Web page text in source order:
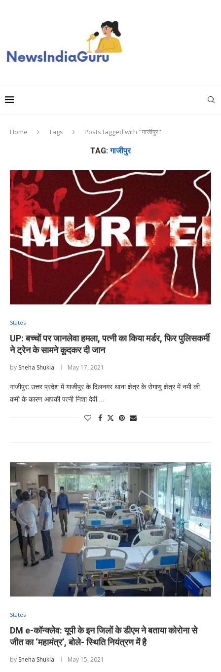
Home Tags Posts tagged with "गाजीपुर"
TAG:गाजीपुर
States
UP: बच्चों पर जानलेवा हमला, पत्नी का किया मर्डर, फिर पुलिसकर्मी
ने ट्रेन के सामने कूदकर दी जान
by Sneha Shukla May 17, 2021
गाजीपुर: उत्तर प्रदेश में गाजीपुर के दिलनगर थाना क्षेत्र के रोगाणु क्षेत्र में नमी की
कमी के कारण आपकी पत्नी निशा देवी …
States
DM e-कॉन्क्लेव: यूपी के इन जिलों के डीएम ने बताया कोरोना से
जीत का ‘महामंत्र’, बोले- स्थिति नियंत्रण में है
by Sneha Shukla May 15, 2021